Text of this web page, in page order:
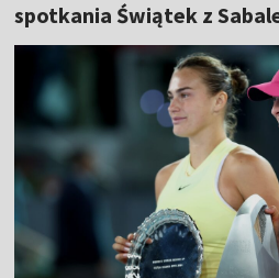
spotkania Świątek z